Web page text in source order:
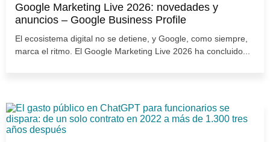
Google Marketing Live 2026: novedades y
anuncios – Google Business Profile
El ecosistema digital no se detiene, y Google, como siempre,
marca el ritmo. El Google Marketing Live 2026 ha concluido...